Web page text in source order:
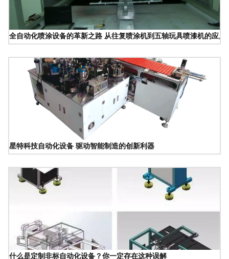
全自动化喷涂设备的革新之路 从往复喷涂机到五轴玩具喷漆机的应用
星特科技自动化设备 驱动智能制造的创新利器
什么是定制非标自动化设备？你一定存在这种误解